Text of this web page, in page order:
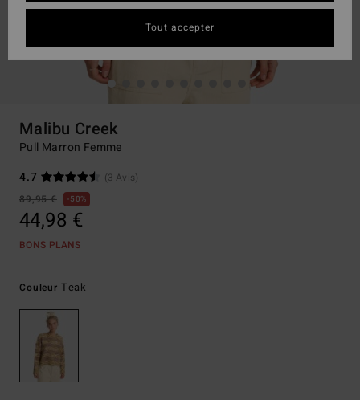
Malibu Creek
Pull Marron Femme
4.7
(3 Avis)
89,95 €
50%
44,98 €
BONS PLANS
Couleur Teak
Tout accepter